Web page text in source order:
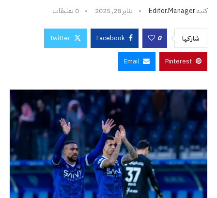
كتبهEditor.manager يناير 28, 2025 0 تعليقات
شاركها 0
Facebook
Twitter
Pinterest
Email